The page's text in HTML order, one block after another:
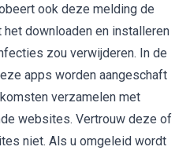
ook deze melding de
downloaden en installeren
zou verwijderen. In de
apps worden aangeschaft
verzamelen met
websites. Vertrouw deze of
niet. Als u omgeleid wordt